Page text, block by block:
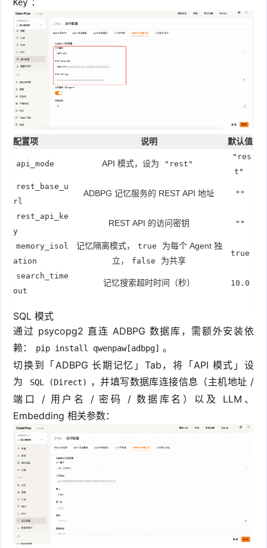
Key
配置项 说明 默认值
api_mode API 模式，设为 "rest"
"res
t"
rest_base_u
rl
ADBPG 记忆服务的 REST API 地址 ""
rest_api_ke
y
REST API 的访问密钥 ""
memory_isol
ation
记忆隔离模式， true
为每个 Agent 独
立，
false 为共享
true
search_time
out
记忆搜索超时时间（秒） 10.0
SQL 模式
通过 psycopg2 直连 ADBPG 数据库，需额外安装依
赖：
pip install qwenpaw[adbpg] 。
切换到「ADBPG 长期记忆」Tab，将「API 模式」设
为
SQL (Direct)
，并填写数据库连接信息（主机地址 /
端口 / 用户名 / 密码 / 数据库名）以及 LLM、
Embedding 相关参数：